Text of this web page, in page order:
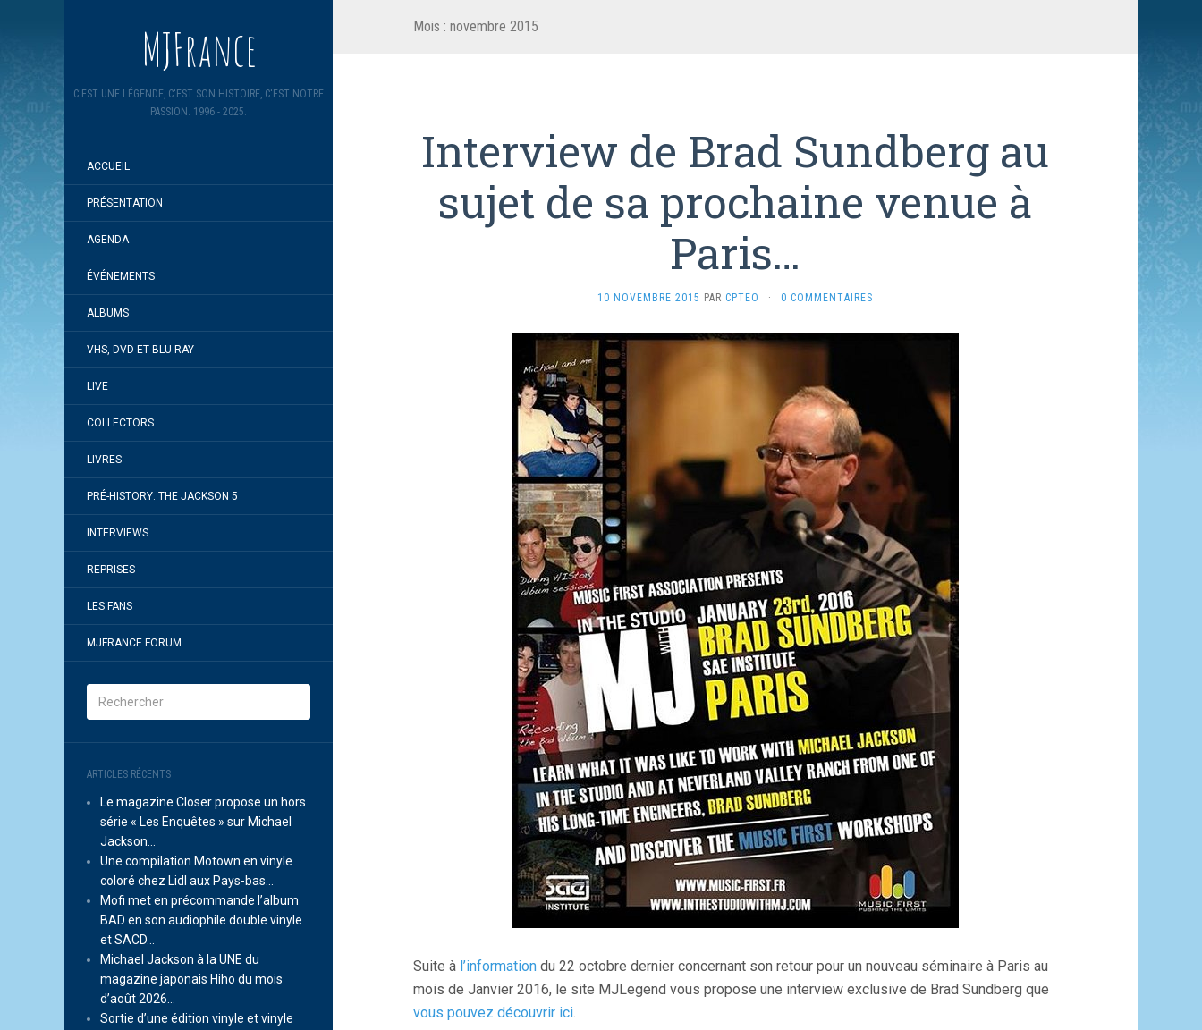
MJFrance
C'EST UNE LÉGENDE, C'EST SON HISTOIRE, C'EST NOTRE
PASSION. 1996 - 2025.
ACCUEIL
PRÉSENTATION
AGENDA
ÉVÉNEMENTS
ALBUMS
VHS, DVD ET BLU-RAY
LIVE
COLLECTORS
LIVRES
PRÉ-HISTORY: THE JACKSON 5
INTERVIEWS
REPRISES
LES FANS
MJFRANCE FORUM
ARTICLES RÉCENTS
Le magazine Closer propose un hors
série « Les Enquêtes » sur Michael
Jackson…
Une compilation Motown en vinyle
coloré chez Lidl aux Pays-bas…
Mofi met en précommande l’album
BAD en son audiophile double vinyle
et SACD…
Michael Jackson à la UNE du
magazine japonais Hiho du mois
d’août 2026…
Sortie d’une édition vinyle et vinyle
Mois : novembre 2015
Interview de Brad Sundberg au
sujet de sa prochaine venue à
Paris…
10 NOVEMBRE 2015 PAR CPTEO · 0 COMMENTAIRES
Suite à l’information du 22 octobre dernier concernant son retour pour un nouveau séminaire à Paris au
mois de Janvier 2016, le site MJLegend vous propose une interview exclusive de Brad Sundberg que
vous pouvez découvrir ici.